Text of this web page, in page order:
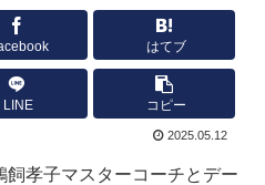
はてブ
LINE コピー
2025.05.12
孝子マスターコーチとデー